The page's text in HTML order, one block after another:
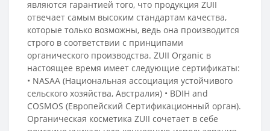
являются гарантией того, что продукция ZUII
отвечает самым высоким стандартам качества,
которые только возможны, ведь она производится
строго в соответствии с принципами
органического производства. ZUII Organic в
настоящее время имеет следующие сертификаты:
• NASAA (Национальная ассоциация устойчивого
сельского хозяйства, Австралия) • BDIH and
COSMOS (Европейский Сертификационный орган).
Органическая косметика ZUII сочетает в себе